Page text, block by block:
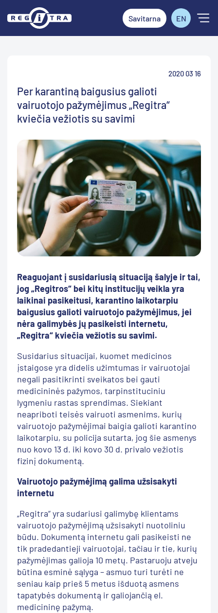
Savitarna EN
2020 03 16
Per karantiną baigusius galioti
vairuotojo pažymėjimus „Regitra“
kviečia vežiotis su savimi
Reaguojant į susidariusią situaciją šalyje ir tai,
jog „Regitros“ bei kitų institucijų veikla yra
laikinai pasikeitusi, karantino laikotarpiu
baigusius galioti vairuotojo pažymėjimus, jei
nėra galimybės jų pasikeisti internetu,
„Regitra“ kviečia vežiotis su savimi.
Susidarius situacijai, kuomet medicinos
įstaigose yra didelis užimtumas ir vairuotojai
negali pasitikrinti sveikatos bei gauti
medicininės pažymos, tarpinstituciniu
lygmeniu rastas sprendimas. Siekiant
neapriboti teisės vairuoti asmenims, kurių
vairuotojo pažymėjimai baigia galioti karantino
laikotarpiu, su policija sutarta, jog šie asmenys
nuo kovo 13 d. iki kovo 30 d. privalo vežiotis
fizinį dokumentą.
Vairuotojo pažymėjimą galima užsisakyti
internetu
„Regitra“ yra sudariusi galimybę klientams
vairuotojo pažymėjimą užsisakyti nuotoliniu
būdu. Dokumentą internetu gali pasikeisti ne
tik pradedantieji vairuotojai, tačiau ir tie, kurių
pažymėjimas galioja 10 metų. Pastaruoju atveju
būtina esminė sąlyga – asmuo turi turėti ne
seniau kaip prieš 5 metus išduotą asmens
tapatybės dokumentą ir galiojančią el.
medicininę pažymą.